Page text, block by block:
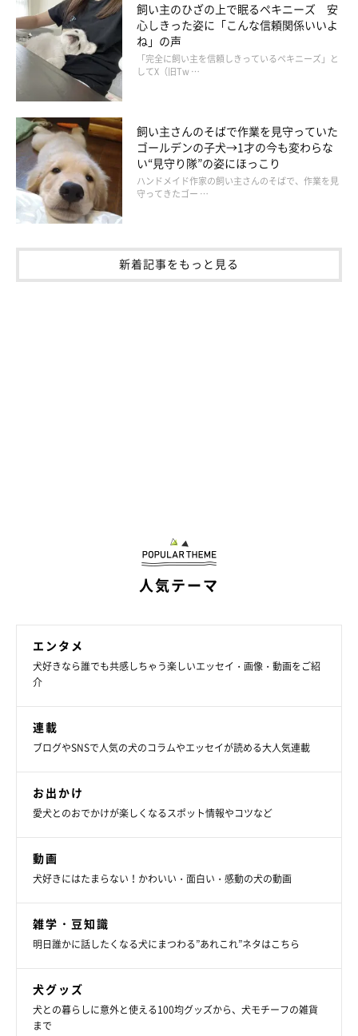
飼い主のひざの上で眠るペキニーズ 安
心しきった姿に「こんな信頼関係いいよ
ね」の声
「完全に飼い主を信頼しきっているペキニーズ」と
してX（旧Tw …
飼い主さんのそばで作業を見守っていた
ゴールデンの子犬→1才の今も変わらな
い“見守り隊”の姿にほっこり
ハンドメイド作家の飼い主さんのそばで、作業を見
守ってきたゴー …
新着記事をもっと見る
人気テーマ
エンタメ
犬好きなら誰でも共感しちゃう楽しいエッセイ・画像・動画をご紹
介
連載
ブログやSNSで人気の犬のコラムやエッセイが読める大人気連載
お出かけ
愛犬とのおでかけが楽しくなるスポット情報やコツなど
動画
犬好きにはたまらない！かわいい・面白い・感動の犬の動画
雑学・豆知識
明日誰かに話したくなる犬にまつわる”あれこれ”ネタはこちら
犬グッズ
犬との暮らしに意外と使える100均グッズから、犬モチーフの雑貨
まで